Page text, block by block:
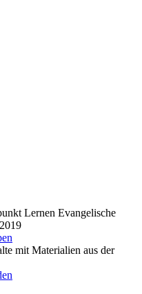
Lernen Evangelische
mit Materialien aus der